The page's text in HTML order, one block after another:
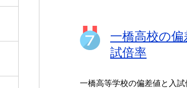
一橋高校の偏
試倍率
一橋高等学校の偏差値と入試